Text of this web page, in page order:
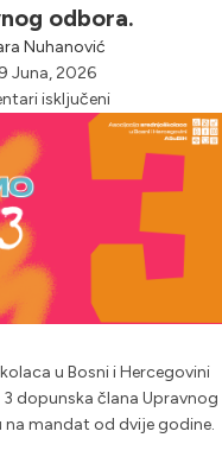
odbora.
Nuhanović
Juna, 2026
isključeni
u Bosni i Hercegovini
dopunska člana Upravnog
mandat od dvije godine.